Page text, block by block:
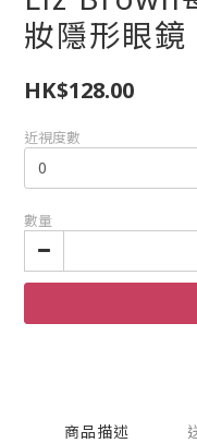
妝隱形眼
HK$128.00
近視度數
數量
商品描述